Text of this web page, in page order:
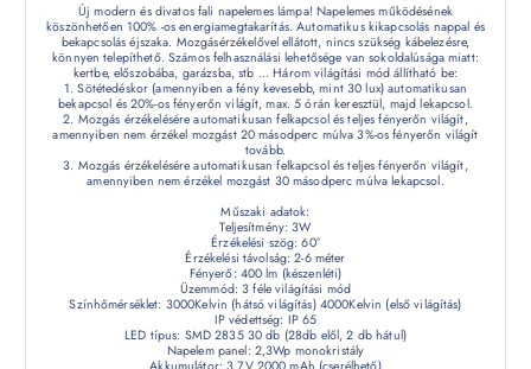
Új modern és divatos fali napelemes lámpa! Napelemes működésének
köszönhetően 100% -os energiamegtakarítás. Automatikus kikapcsolás nappal és
bekapcsolás éjszaka. Mozgásérzékelővel ellátott, nincs szükség kábelezésre,
könnyen telepíthető. Számos felhasználási lehetősége van sokoldalúsága miatt:
kertbe, előszobába, garázsba, stb ... Három világítási mód állítható be:
1. Sötétedéskor (amennyiben a fény kevesebb, mint 30 lux) automatikusan
bekapcsol és 20%-os fényerőn világít, max. 5 órán keresztül, majd lekapcsol.
2. Mozgás érzékelésére automatikusan felkapcsol és teljes fényerőn világít,
amennyiben nem érzékel mozgást 20 másodperc múlva 3%-os fényerőn világít
tovább.
3. Mozgás érzékelésére automatikusan felkapcsol és teljes fényerőn világít,
amennyiben nem érzékel mozgást 30 másodperc múlva lekapcsol.
Műszaki adatok:
Teljesítmény: 3W
Érzékelési szög: 60°
Érzékelési távolság: 2-6 méter
Fényerő: 400 lm (készenléti)
Üzemmód: 3 féle világítási mód
Színhőmérséklet: 3000Kelvin (hátsó világítás) 4000Kelvin (első világítás)
IP védettség: IP 65
LED típus: SMD 2835 30 db (28db elől, 2 db hátul)
Napelem panel: 2,3Wp monokristály